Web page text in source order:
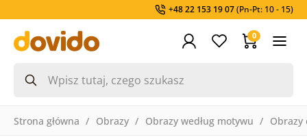
+48 22 153 19 07(Pn-Pt: 10 - 15)
0
Strona główna Obrazy Obrazy według motywu Obrazy